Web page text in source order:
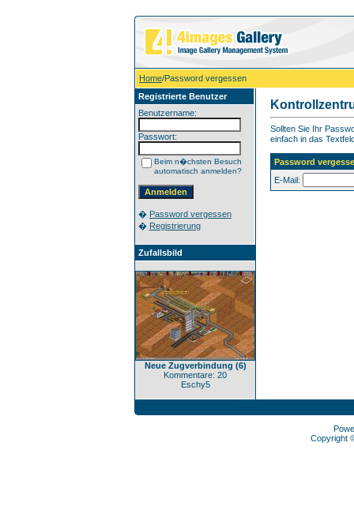
Home/Password vergessen
Registrierte Benutzer
Benutzername:
Passwort:
Beim n�chsten Besuch
automatisch anmelden?
� Password vergessen
� Registrierung
Zufallsbild
Neue Zugverbindung (6)
Kommentare: 20
Eschy5
Sollten Sie Ihr
einfach in das
Password
E-Mail:
Copyright